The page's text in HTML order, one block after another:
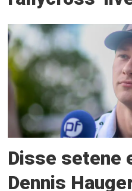
Disse setene
Dennis